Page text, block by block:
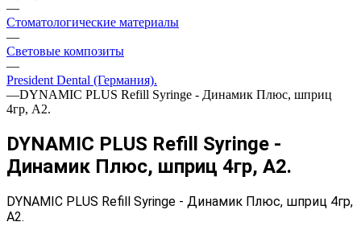
—
Стоматологические материалы
—
Световые композиты
—
President Dental (Германия).
—DYNAMIC PLUS Refill Syringe - Динамик Плюс, шприц
4гр, A2.
DYNAMIC PLUS Refill Syringe -
Динамик Плюс, шприц 4гр, A2.
DYNAMIC PLUS Refill Syringe - Динамик Плюс, шприц 4гр,
A2.